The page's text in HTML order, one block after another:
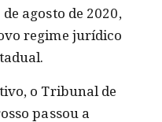
agosto de 2020,
regime jurídico
o Tribunal de
passou a